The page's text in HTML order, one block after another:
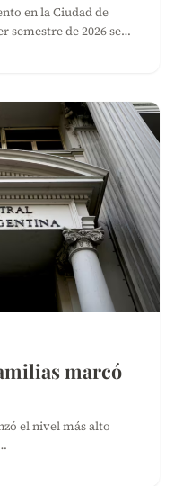
en la Ciudad de
semestre de 2026 se…
marcó
el nivel más alto